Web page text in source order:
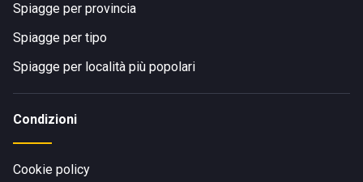
Spiagge per provincia
Spiagge per tipo
Spiagge per località più popolari
Condizioni
Cookie policy